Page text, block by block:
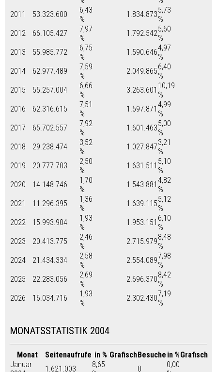
2011
53.323.600
6,43
%
1.834.8735,73
%
2012
66.105.427
7,97
%
1.792.5425,60
%
2013
55.985.772
6,75
%
1.590.6464,97
%
2014
62.977.489
7,59
%
2.049.8656,40
%
2015
55.257.004
6,66
%
3.263.601 10,19
%
2016
62.316.615
7,51
%
1.597.871 4,99
%
2017
65.702.557
7,92
%
1.601.4635,00
%
2018
29.238.474
3,52
%
1.027.8473,21
%
2019
20.777.703
2,50
%
1.631.511 5,10
%
2020
14.148.746
1,70
%
1.543.881 4,82
%
2021
11.296.395
1,36
%
1.639.1155,12
%
2022
15.993.904
1,93
%
1.953.151 6,10
%
2023
20.413.775
2,46
%
2.715.9798,48
%
2024
21.434.334
2,58
%
2.554.0897,98
%
2025
22.283.056
2,69
%
2.696.3708,42
%
2026
16.034.716
1,93
%
2.302.4307,19
%
MONATSSTATISTIK 2004
Monat Seitenaufrufe in % GrafischBesuche in %Grafisch
Januar
1.621.003
8,65
0
0,00